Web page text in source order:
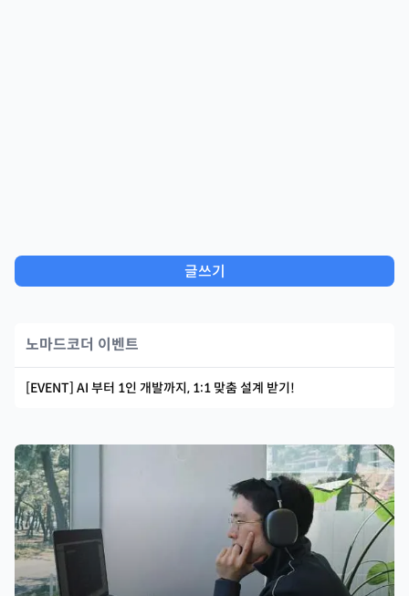
글쓰기
노마드코더 이벤트
[EVENT] AI 부터 1인 개발까지, 1:1 맞춤 설계 받기!